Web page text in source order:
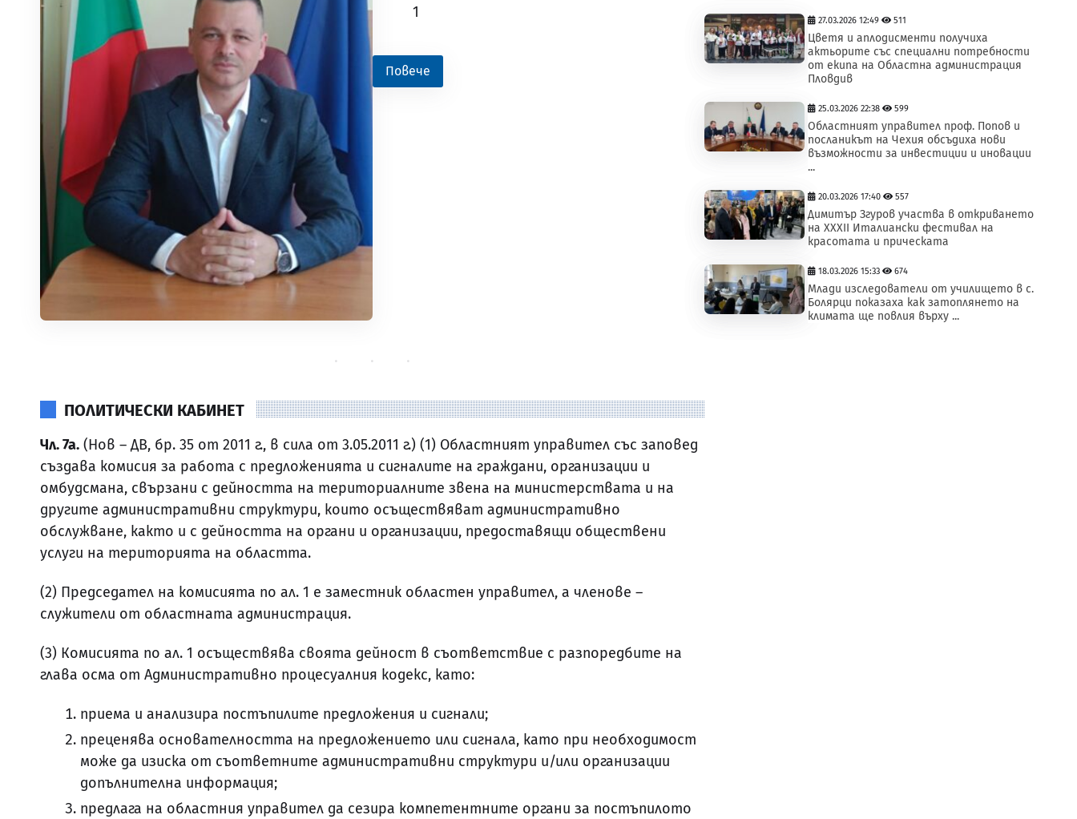
1
Повече
ПОЛИТИЧЕСКИ КАБИНЕТ
Чл. 7а. (Нов – ДВ, бр. 35 от 2011 г., в сила от 3.05.2011 г.) (1) Областният управител със заповед
създава комисия за работа с предложенията и сигналите на граждани, организации и
омбудсмана, свързани с дейността на териториалните звена на министерствата и на
другите административни структури, които осъществяват административно
обслужване, както и с дейността на органи и организации, предоставящи обществени
услуги на територията на областта.
(2) Председател на комисията по ал. 1 е заместник областен управител, а членове –
служители от областната администрация.
(3) Комисията по ал. 1 осъществява своята дейност в съответствие с разпоредбите на
глава осма от Административно процесуалния кодекс, като:
приема и анализира постъпилите предложения и сигнали;
преценява основателността на предложението или сигнала, като при необходимост
може да изиска от съответните административни структури и/или организации
допълнителна информация;
предлага на областния управител да сезира компетентните органи за постъпилото
27.03.2026 12:49 511
Цветя и аплодисменти получиха
актьорите със специални потребности
от екипа на Областна администрация
Пловдив
25.03.2026 22:38 599
Областният управител проф. Попов и
посланикът на Чехия обсъдиха нови
възможности за инвестиции и иновации
...
20.03.2026 17:40 557
Димитър Згуров участва в откриването
на XXXII Италиански фестивал на
красотата и прическата
18.03.2026 15:33 674
Млади изследователи от училището в с.
Болярци показаха как затоплянето на
климата ще повлия върху ...